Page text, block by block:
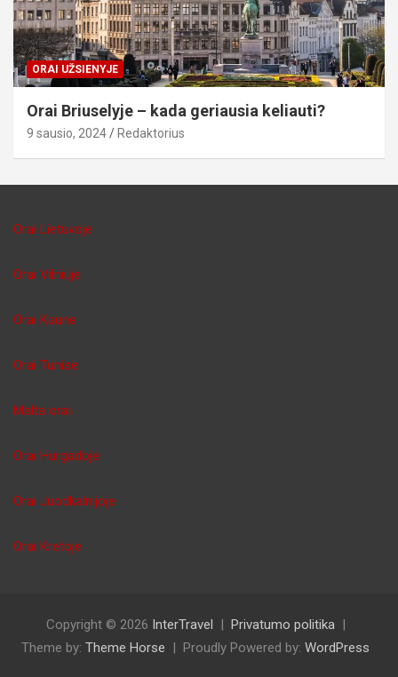
ORAI UŽSIENYJE
Orai Briuselyje – kada geriausia keliauti?
9 sausio, 2024 Redaktorius
Orai Lietuvoje
Orai Vilniuje
Orai Kaune
Orai Tunise
Malta orai
Orai Hurgadoje
Orai Juodkalnijoje
Orai Kretoje
Copyright © 2026 InterTravel
Privatumo politika
Theme by: Theme Horse Proudly Powered by: WordPress